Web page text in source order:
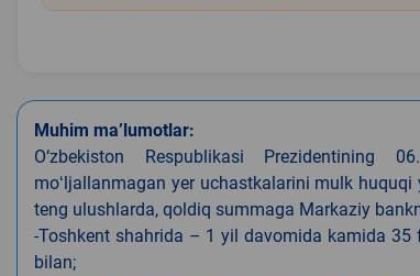
Muhim ma’lumotlar:
O‘zbekiston Respublikasi Prezidentining
moʻljallanmagan yer uchastkalarini mulk
teng ulushlarda, qoldiq summaga Markaziy
-Toshkent shahrida – 1 yil davomida kamida
bilan;